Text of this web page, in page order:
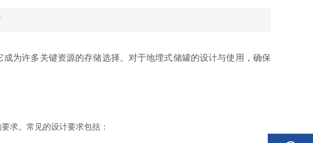
为许多关键资源的存储选择。对于地埋式储罐的设计与使用，确保
求。常见的设计要求包括：